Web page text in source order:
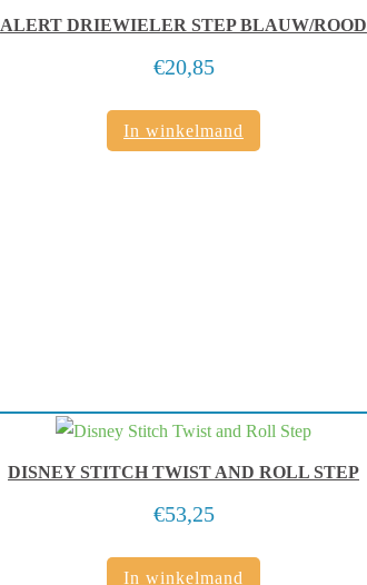
ALERT DRIEWIELER STEP BLAUW/ROOD
€20,85
In winkelmand
DISNEY STITCH TWIST AND ROLL STEP
€53,25
In winkelmand